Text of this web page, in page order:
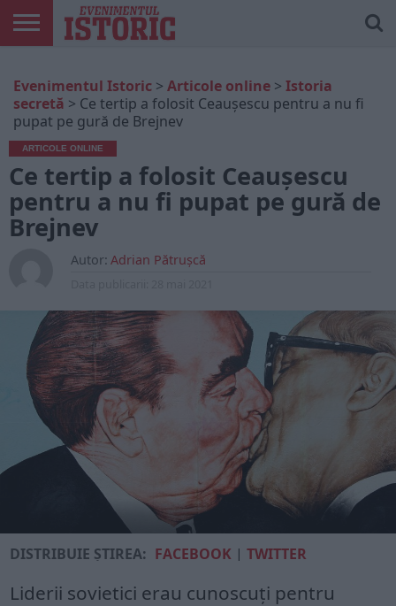
ONLINE
EDIȚII
TIPĂRITE
ISTORIC
PLAY
CONTUL
MEU
Evenimentul Istoric > Articole online > Istoria
secretă > Ce tertip a folosit Ceaușescu pentru a nu fi
pupat pe gură de Brejnev
ARTICOLE ONLINE
Ce tertip a folosit Ceaușescu
pentru a nu fi pupat pe gură de
Brejnev
Autor: Adrian Pătrușcă
DISTRIBUIE ȘTIREA: FACEBOOK |TWITTER
Liderii sovietici erau cunoscuți pentru